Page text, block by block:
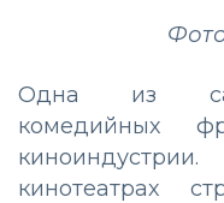
Одна из
комедийных
кинотеатрах